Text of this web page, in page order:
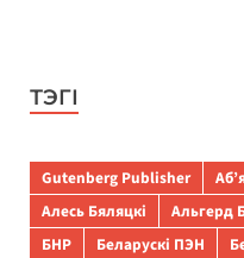
ТЭГІ
Gutenberg Publisher
Алесь Бяляцкі
Альгерд
БНР
Беларускі ПЭН